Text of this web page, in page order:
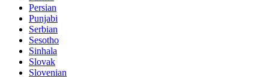
Persian
Punjabi
Serbian
Sesotho
Sinhala
Slovak
Slovenian